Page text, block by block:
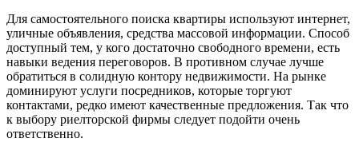
Для самостоятельного поиска квартиры используют интернет,
уличные объявления, средства массовой информации. Способ
доступный тем, у кого достаточно свободного времени, есть
навыки ведения переговоров. В противном случае лучше
обратиться в солидную контору недвижимости. На рынке
доминируют услуги посредников, которые торгуют
контактами, редко имеют качественные предложения. Так что
к выбору риелторской фирмы следует подойти очень
ответственно.